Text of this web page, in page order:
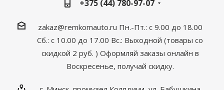
+375 (44) 780-97-07
zakaz@remkomauto.ru Пн.-Пт.: с 9.00 до 18.00
Сб.: с 10.00 до 17.00 Вс.: Выходной (товары со
скидкой 2 руб. ) Оформляй заказы онлайн в
Воскресенье, получай скидку.